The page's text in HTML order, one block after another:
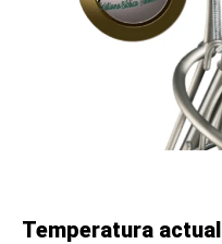
Temperatura actual